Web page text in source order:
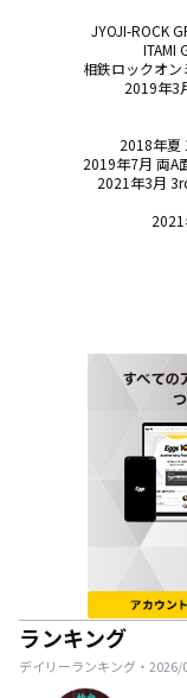
JYOJI-ROCK
ITAMI
相鉄ロックオン
2019年3
2018年夏
2019年7月 両A
2021年3月
2021
ランキング
デイリーランキング・ 2026/